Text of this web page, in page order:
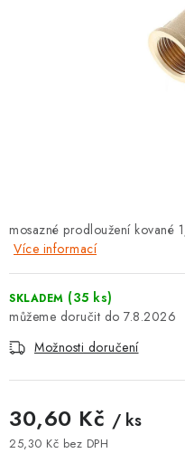
TOPENÁŘSKÁ AKADEMIE
OBCHODNÍ PODMÍNKY
O NÁS
DOPRAVA A PLATBA
mosazné prodloužení kované
Více informací
SKLADEM (35 ks)
7.8.2026
Možnosti doručení
30,60 Kč / ks
25,30 Kč bez DPH